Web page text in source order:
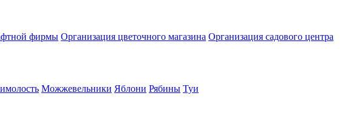
фирмы Организация цветочного магазина Организация садового центра
Можжевельники Яблони Рябины Туи